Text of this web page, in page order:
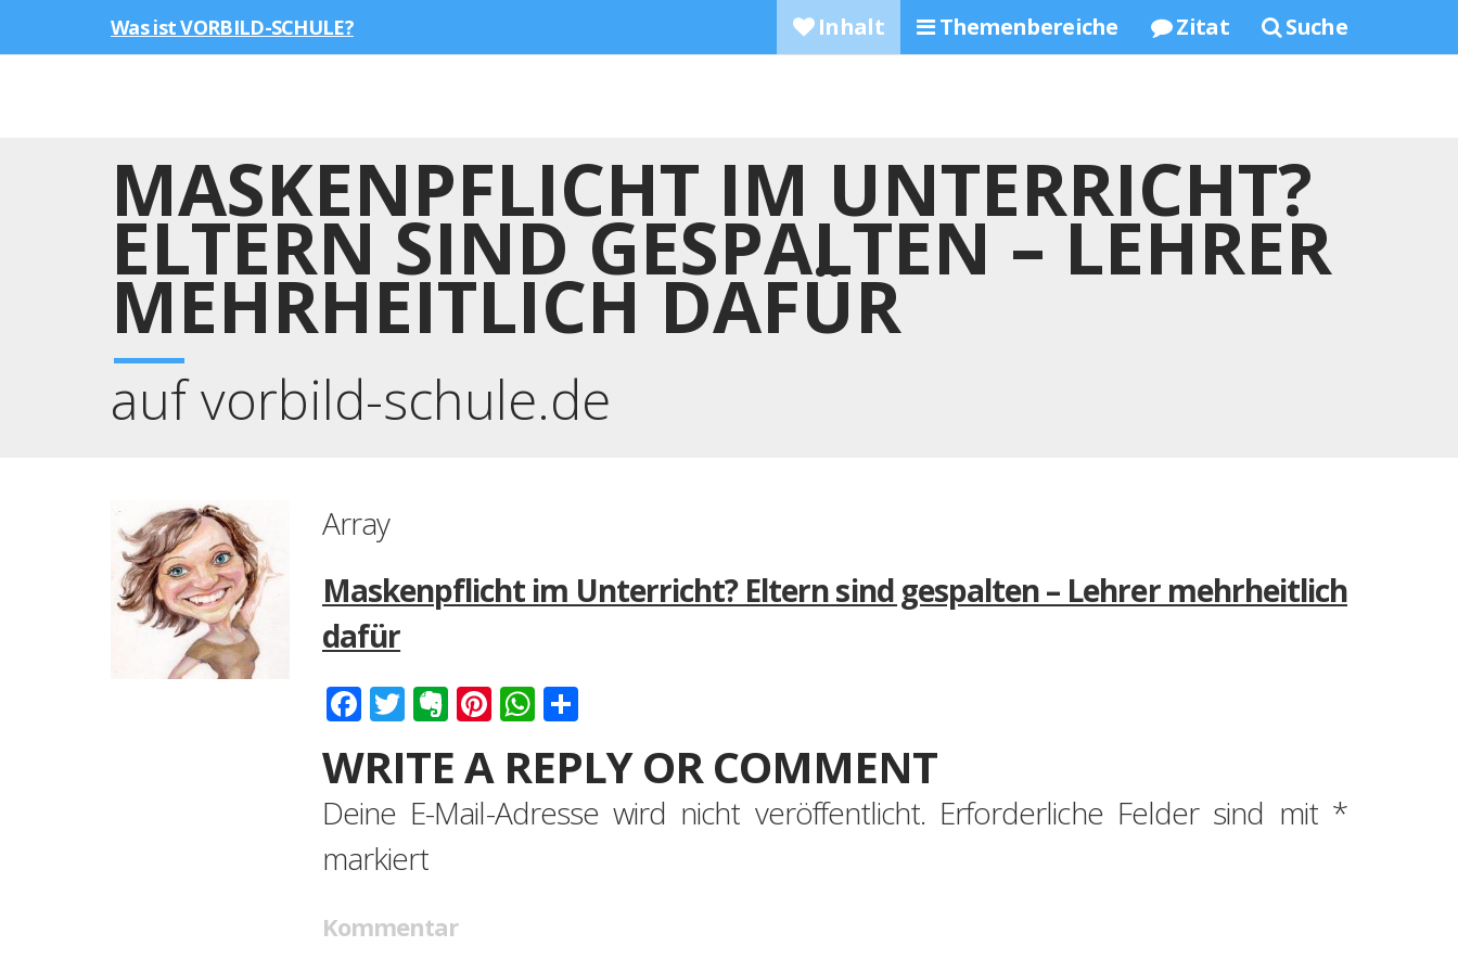
Was ist VORBILD-SCHULE? Inhalt Themenbereiche Zitat Suche
MASKENPFLICHT IM UNTERRICHT?
ELTERN SIND GESPALTEN – LEHRER
MEHRHEITLICH DAFÜR
auf vorbild-schule.de
Array
Maskenpflicht im Unterricht? Eltern sind gespalten – Lehrer mehrheitlich
dafür
Facebook
Twitter
Evernote
Pinterest
WhatsApp
WRITE A REPLY OR COMMENT
Deine E-Mail-Adresse wird nicht veröffentlicht. Erforderliche Felder sind mit *
markiert
Kommentar